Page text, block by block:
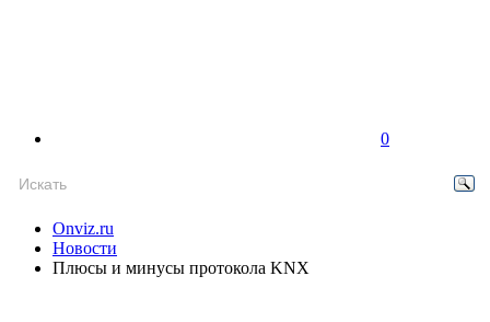
0
Onviz.ru
Новости
Плюсы и минусы протокола KNX